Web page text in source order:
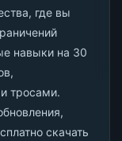
где вы
навыки на 30
тросами.
скачать